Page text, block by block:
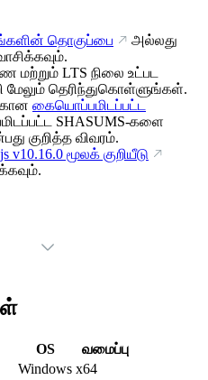
தொகுப்பை
அல்லது
LTS நிலை உட்பட
மேலும் தெரிந்துகொள்ளுங்கள்.
கையொப்பமிடப்பட்ட
SHASUMS-களை
குறித்த விவரம்.
v10.16.0 மூலக் குறியீடு
OS
வமைப்பு
Windows x64